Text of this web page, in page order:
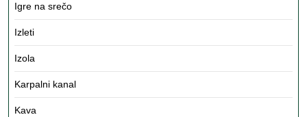
Igre na srečo
Izleti
Izola
Karpalni kanal
Kava